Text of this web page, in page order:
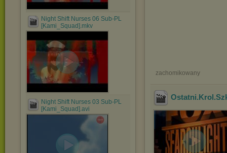
Night Shift Nurses 06 Sub-PL
[Kami_Squad].mkv
Night Shift Nurses 03 Sub-PL
[Kami_Squad].avi
zachomikowany